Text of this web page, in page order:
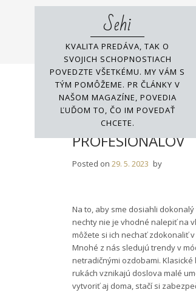
Sehi
KVALITA PREDÁVA, TAK O
SVOJICH SCHOPNOSTIACH
POVEDZTE VŠETKÉMU. MY VÁM S
TÝM POMÔŽEME. PR ČLÁNKY V
NAŠOM MAGAZÍNE, POVEDIA
ĽUĎOM TO, ČO IM POVEDAŤ
CHCETE.
S VÝKONMI,
PROFESIONÁLOV
Posted on 29. 5. 2023 by
Na to, aby sme dosiahli
nechty nie je vhodné nalepiť na
môžete si ich nechať zdokonaliť
Mnohé z nás sledujú trendy v
netradičnými ozdobami.
rukách vznikajú doslova malé
vytvoriť aj doma, stačí si